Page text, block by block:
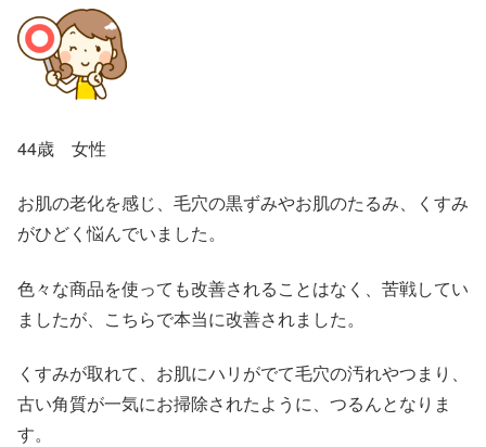
44歳 女性
お肌の老化を感じ、毛穴の黒ずみやお肌のたるみ、くすみ
がひどく悩んでいました。
色々な商品を使っても改善されることはなく、苦戦してい
ましたが、こちらで本当に改善されました。
くすみが取れて、お肌にハリがでて毛穴の汚れやつまり、
古い角質が一気にお掃除されたように、つるんとなりま
す。